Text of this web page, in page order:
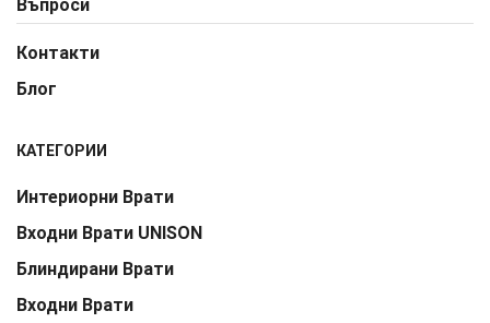
Въпроси
Контакти
Блог
КАТЕГОРИИ
Интериорни Врати
Входни Врати UNISON
Блиндирани Врати
Входни Врати